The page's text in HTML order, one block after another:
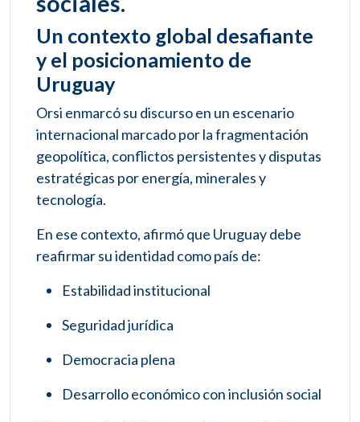
Un contexto global desafiante
y el posicionamiento de
Uruguay
Orsi enmarcó su discurso en un escenario
internacional marcado por la fragmentación
geopolítica, conflictos persistentes y disputas
estratégicas por energía, minerales y
tecnología.
En ese contexto, afirmó que Uruguay debe
reafirmar su identidad como país de:
Estabilidad institucional
Seguridad jurídica
Democracia plena
Desarrollo económico con inclusión social